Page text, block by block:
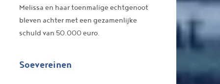
Melissa en haar toenmalige echtgenoot
bleven achter met een gezamenlijke
schuld van 50.000 euro.
Soevereinen